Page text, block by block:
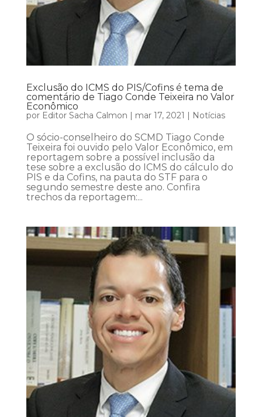
Exclusão do ICMS do PIS/Cofins é tema de
comentário de Tiago Conde Teixeira no Valor
Econômico
por Editor Sacha Calmon | mar 17, 2021 | Notícias
O sócio-conselheiro do SCMD Tiago Conde
Teixeira foi ouvido pelo Valor Econômico, em
reportagem sobre a possível inclusão da
tese sobre a exclusão do ICMS do cálculo do
PIS e da Cofins, na pauta do STF para o
segundo semestre deste ano. Confira
trechos da reportagem:...